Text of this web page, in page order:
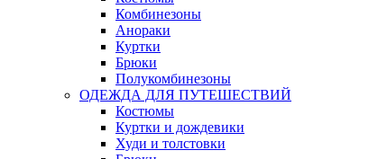
Комбинезоны
Анораки
Куртки
Брюки
Полукомбинезоны
ОДЕЖДА ДЛЯ ПУТЕШЕСТВИЙ
Костюмы
Куртки и дождевики
Худи и толстовки